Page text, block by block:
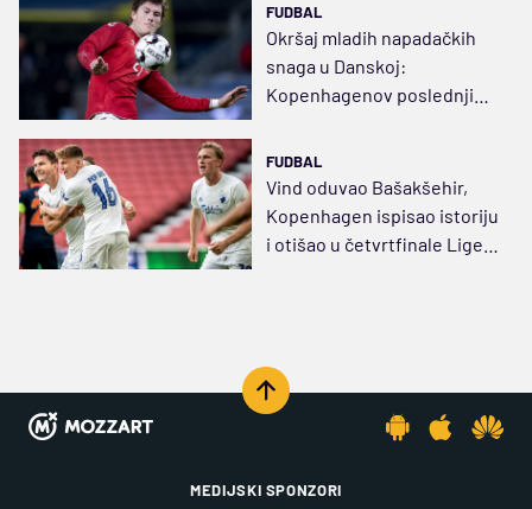
FUDBAL
Okršaj mladih napadačkih
snaga u Danskoj:
Kopenhagenov poslednji
FUDBAL
Vind oduvao Bašakšehir,
Kopenhagen ispisao istoriju
i otišao u četvrtfinale Lige
MEDIJSKI SPONZORI